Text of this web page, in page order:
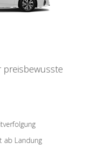
preisbewusste
ab Landung